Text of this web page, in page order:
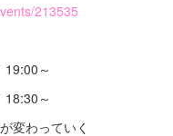
213535
～
～
変わっていく